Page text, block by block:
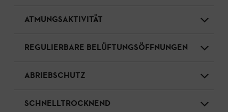
ATMUNGSAKTIVITÄT
REGULIERBARE BELÜFTUNGSÖFFNUNGEN
ABRIEBSCHUTZ
SCHNELLTROCKNEND